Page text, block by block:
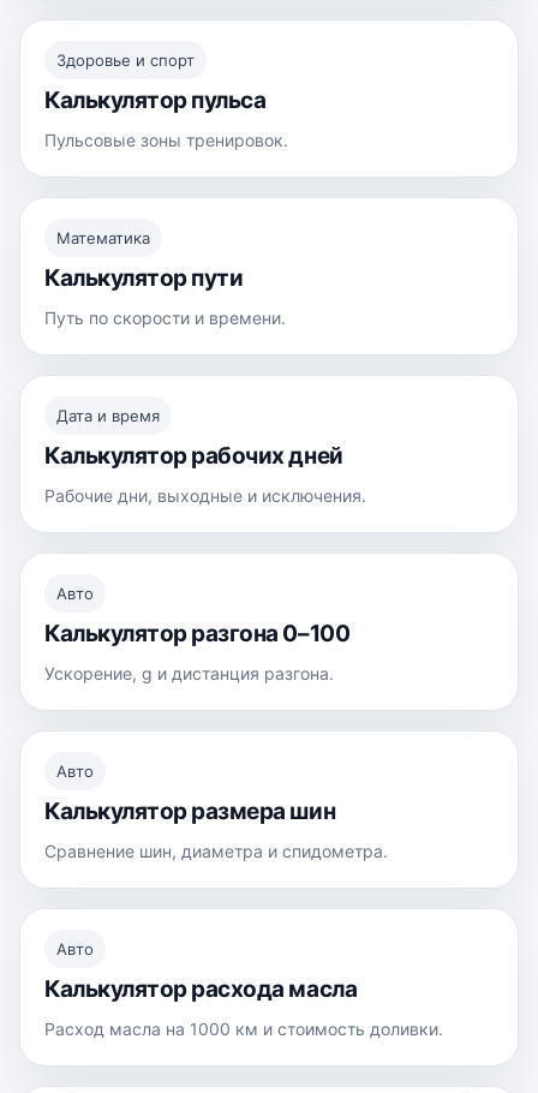
Здоровье и спорт
Калькулятор пульса
Пульсовые зоны тренировок.
Математика
Калькулятор пути
Путь по скорости и времени.
Дата и время
Калькулятор рабочих дней
Рабочие дни, выходные и исключения.
Авто
Калькулятор разгона 0–100
Ускорение, g и дистанция разгона.
Авто
Калькулятор размера шин
Сравнение шин, диаметра и спидометра.
Авто
Калькулятор расхода масла
Расход масла на 1000 км и стоимость доливки.